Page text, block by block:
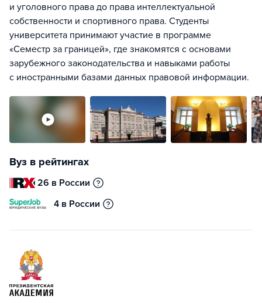
и уголовного права до права интеллектуальной
собственности и спортивного права. Студенты
университета принимают участие в программе
«Семестр за границей», где знакомятся с основами
зарубежного законодательства и навыками работы
с иностранными базами данных правовой информации.
Вуз в рейтингах
26 в России
4 в России